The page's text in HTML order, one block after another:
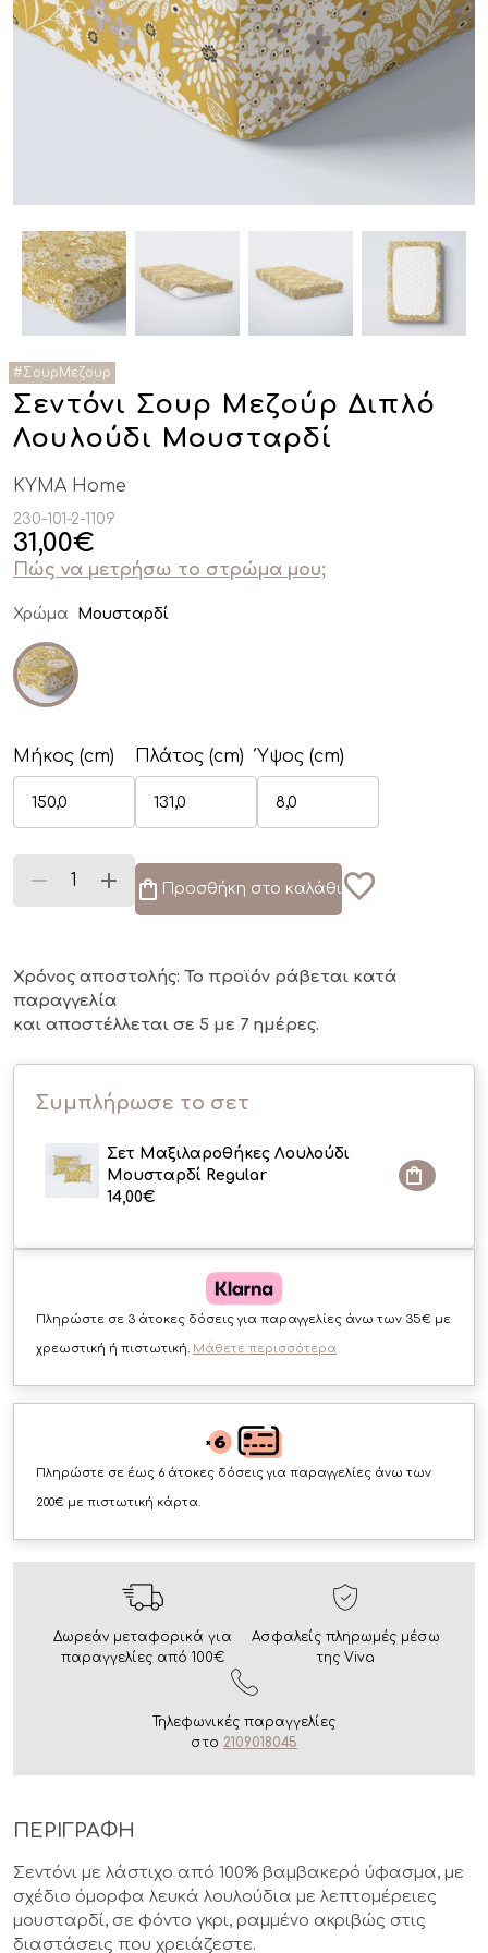
Σεντόνι Σουρ Μεζούρ Διπλό
Λουλούδι Μουσταρδί
KYMA Home
230-101-2-1109
31,00€
Πώς να μετρήσω το στρώμα μου;
Χρώμα Μουσταρδί
Μήκος (cm) Πλάτος (cm) Ύψος (cm)
Προσθήκη στο καλάθι
Χρόνος αποστολής: Το προϊόν ράβεται κατά
παραγγελία
και αποστέλλεται σε 5 με 7 ημέρες.
Συμπλήρωσε το σετ
Σετ Μαξιλαροθήκες Λουλούδι
Μουσταρδί Regular
14,00€
Πληρώστε σε 3 άτοκες δόσεις για παραγγελίες άνω των 35€ με
χρεωστική ή πιστωτική. Μάθετε περισσότερα
Πληρώστε σε έως 6 άτοκες δόσεις για παραγγελίες άνω των
200€ με πιστωτική κάρτα.
Δωρεάν μεταφορικά για
παραγγελίες από 100€
Ασφαλείς πληρωμές μέσω
της Viva
Τηλεφωνικές παραγγελίες
στο 2109018045
ΠΕΡΙΓΡΑΦΗ
Σεντόνι με λάστιχο από 100% βαμβακερό ύφασμα, με
σχέδιο όμορφα λευκά λουλούδια με λεπτομέρειες
μουσταρδί, σε φόντο γκρι, ραμμένο ακριβώς στις
διαστάσεις που χρειάζεστε.